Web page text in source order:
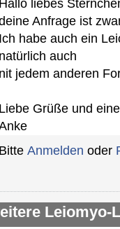
Hallo liebes
Anfrage ist
Ich habe auch ein
natürlich auch
nit jedem anderen
Liebe Grüße und
Bitte Anmelden oder
Leiomyo-